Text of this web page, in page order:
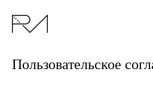
Пользовательское